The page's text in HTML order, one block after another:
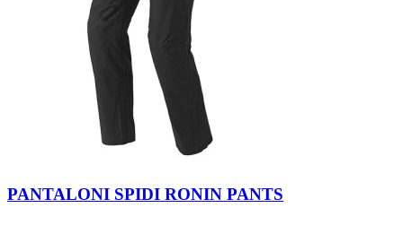
PANTALONI SPIDI RONIN PANTS